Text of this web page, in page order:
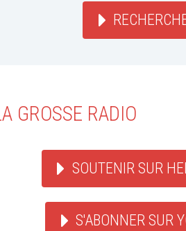
GROSSE RADIO
SOUTENIR SUR
S'ABONNER SUR